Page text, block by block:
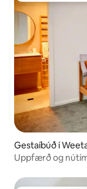
Gestaíbúð í
Uppfærð og